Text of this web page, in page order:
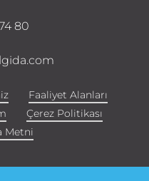
80
Faaliyet Alanları
Çerez Politikası
Metni